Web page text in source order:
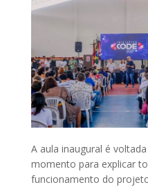
A aula inaugural é
momento para explicar
funcionamento do